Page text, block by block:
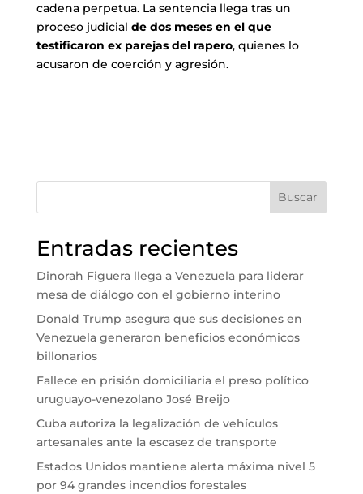
cadena perpetua. La sentencia llega tras un
proceso judicial de dos meses en el que
testificaron ex parejas del rapero, quienes lo
acusaron de coerción y agresión.
Buscar
Entradas recientes
Dinorah Figuera llega a Venezuela para liderar
mesa de diálogo con el gobierno interino
Donald Trump asegura que sus decisiones en
Venezuela generaron beneficios económicos
billonarios
Fallece en prisión domiciliaria el preso político
uruguayo-venezolano José Breijo
Cuba autoriza la legalización de vehículos
artesanales ante la escasez de transporte
Estados Unidos mantiene alerta máxima nivel 5
por 94 grandes incendios forestales